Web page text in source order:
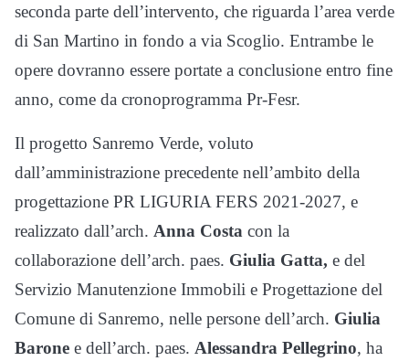
seconda parte dell’intervento, che riguarda l’area verde
di San Martino in fondo a via Scoglio. Entrambe le
opere dovranno essere portate a conclusione entro fine
anno, come da cronoprogramma Pr-Fesr.
Il progetto Sanremo Verde, voluto
dall’amministrazione precedente nell’ambito della
progettazione PR LIGURIA FERS 2021-2027, e
realizzato dall’arch. Anna Costa con la
collaborazione dell’arch. paes. Giulia Gatta, e del
Servizio Manutenzione Immobili e Progettazione del
Comune di Sanremo, nelle persone dell’arch. Giulia
Barone e dell’arch. paes. Alessandra Pellegrino, ha